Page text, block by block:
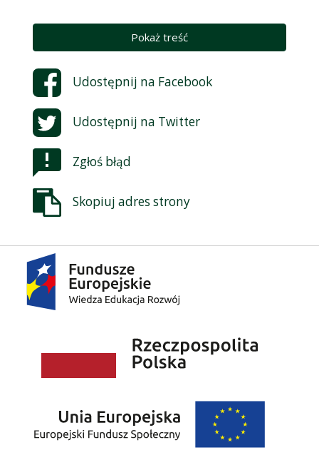
Pokaż treść
Udostępnij na Facebook
Udostępnij na Twitter
Zgłoś błąd
Skopiuj adres strony